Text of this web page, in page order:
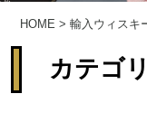
HOME >輸入ウィスキ
カテゴ